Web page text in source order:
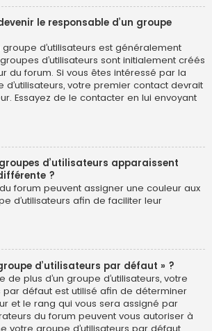
le responsable d’un groupe
groupe d’utilisateurs est généralement
d’utilisateurs sont initialement créés
du forum. Si vous êtes intéressé par la
d’utilisateurs, votre premier contact devrait
Essayez de le contacter en lui envoyant
d’utilisateurs apparaissent
?
forum peuvent assigner une couleur aux
d’utilisateurs afin de faciliter leur
d’utilisateurs par défaut » ?
de plus d’un groupe d’utilisateurs, votre
par défaut est utilisé afin de déterminer
et le rang qui vous sera assigné par
du forum peuvent vous autoriser à
votre groupe d’utilisateurs par défaut